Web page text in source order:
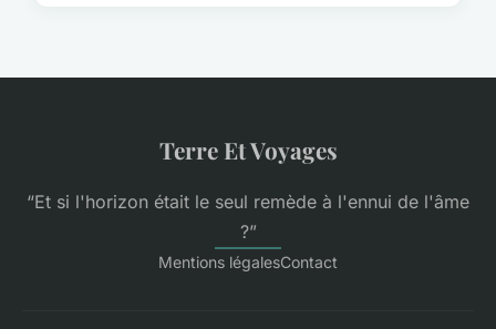
Terre Et Voyages
“Et si l'horizon était le seul remède à l'ennui de l'âme
?”
Mentions légalesContact